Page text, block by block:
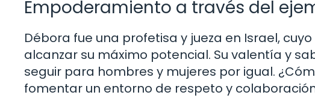
Empoderamiento a través del
Débora fue una profetisa y jueza en Israel,
alcanzar su máximo potencial. Su valentía y
seguir para hombres y mujeres por igual.
fomentar un entorno de respeto y